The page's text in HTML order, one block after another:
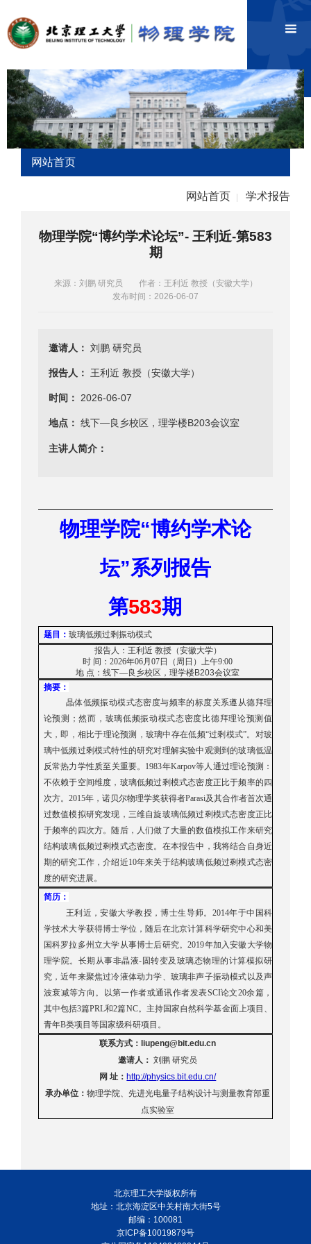
网站首页
网站首页 学术报告
物理学院“博约学术论坛”- 王利近-第583
期
来源：刘鹏 研究员
作者：王利近 教授（安徽大学）
发布时间：2026-06-07
邀请人： 刘鹏 研究员
报告人： 王利近 教授（安徽大学）
时间： 2026-06-07
地点： 线下—良乡校区，理学楼B203会议室
主讲人简介：
物理学院“博约学术论
坛”系列报告
第583期
题目： 玻璃低频过剩振动模式
报告人：王利近 教授（安徽大学）
时 间：2026年06月07日（周日）上午9:00
地 点：线下—良乡校区，理学楼B203会议室
摘要：
晶体低频振动模式态密度与频率的标度关系遵从德拜理
论预测；然而，玻璃低频振动模式态密度比德拜理论预测值
大，即，相比于理论预测，玻璃中存在低频“过剩模式”。对玻
璃中低频过剩模式特性的研究对理解实验中观测到的玻璃低温
反常热力学性质至关重要。1983年Karpov等人通过理论预测：
不依赖于空间维度，玻璃低频过剩模式态密度正比于频率的四
次方。2015年，诺贝尔物理学奖获得者Parasi及其合作者首次通
过数值模拟研究发现，三维自旋玻璃低频过剩模式态密度正比
于频率的四次方。随后，人们做了大量的数值模拟工作来研究
结构玻璃低频过剩模式态密度。在本报告中，我将结合自身近
期的研究工作，介绍近10年来关于结构玻璃低频过剩模式态密
度的研究进展。
简历：
王利近，安徽大学教授，博士生导师。2014年于中国科
学技术大学获得博士学位，随后在北京计算科学研究中心和美
国科罗拉多州立大学从事博士后研究。2019年加入安徽大学物
理学院。长期从事非晶液-固转变及玻璃态物理的计算模拟研
究，近年来聚焦过冷液体动力学、玻璃非声子振动模式以及声
波衰减等方向。以第一作者或通讯作者发表SCI论文20余篇，
其中包括3篇PRL和2篇NC。主持国家自然科学基金面上项目、
青年B类项目等国家级科研项目。
联系方式： liupeng@bit.edu.cn
邀请人： 刘鹏 研究员
网 址： http://physics.bit.edu.cn/
承办单位：物理学院、先进光电量子结构设计与测量教育部重
点实验室
北京理工大学版权所有
地址：北京海淀区中关村南大街5号
邮编：100081
京ICP备10019879号